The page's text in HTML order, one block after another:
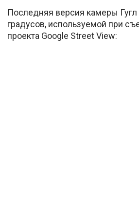
Последняя версия камеры
градусов, используемой при
проекта Google Street View: